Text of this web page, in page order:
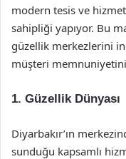
modern tesis ve
sahipliği yapıyor. Bu
güzellik merkezlerini
müşteri
1. Güzellik Dünyası
Diyarbakır’ın
sunduğu kapsamlı